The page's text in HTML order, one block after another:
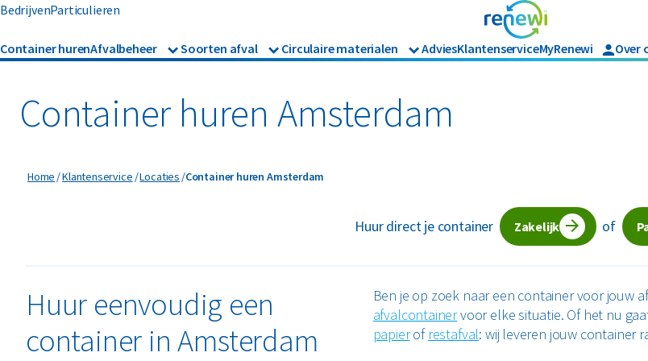
BedrijvenParticulieren
Container hurenAfvalbeheer
Afzetcontainers
Swill tank
Interne inzamelmiddelen
Horeca en recreatie
Zakelijke dienstverlening
Zorg
Bekijk alle branches
Soorten afval
Banden
Bouw- en sloopafval
Glas
Groen- en tuinafval
Grofvuil PMD
Circulaire materialen
Hout Mineralen
AdviesKlantenserviceMyRenewi Over
Container huren Amsterdam
Home Klantenservice Locaties Container huren Amsterdam
Container huren Amsterdam
Huur direct je container Zakelijk of
Huur eenvoudig een
container in Amsterdam
Ben je op zoek naar een container voor jouw
afvalcontainervoor elke situatie. Of het nu
papierof restafval: wij leveren jouw container